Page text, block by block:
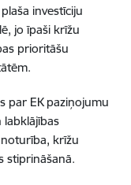
investīciju
jo īpaši krīžu
prioritāšu
par EK paziņojumu
labklājības
krīžu
stiprināšanā.